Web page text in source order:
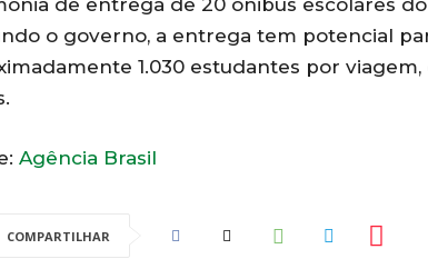
de entrega de 20 ônibus escolares
o governo, a entrega tem potencial
1.030 estudantes por
Agência Brasil
COMPARTILHAR